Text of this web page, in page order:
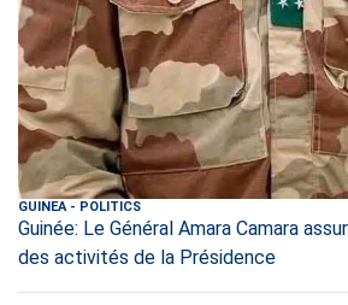
GUINEA - POLITICS
Guinée: Le Général Amara Camara
des activités de la Présidence